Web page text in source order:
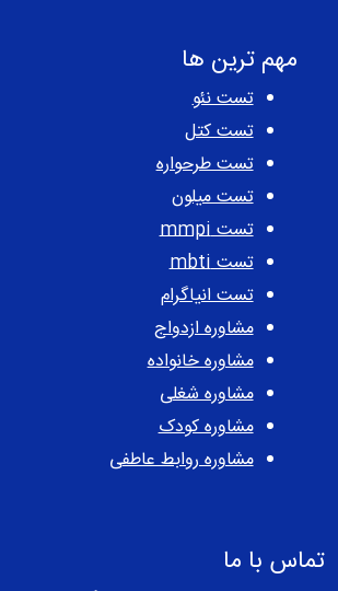
مهم ترین ها
تست نئو
تست کتل
تست طرحواره
تست میلون
تست mmpi
تست mbti
تست انیاگرام
مشاوره ازدواج
مشاوره خانواده
مشاوره شغلی
مشاوره کودک
مشاوره روابط عاطفی
تماس با ما